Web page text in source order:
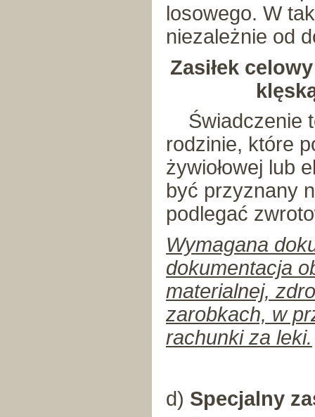
losowego. W
niezależnie od
Zasiłek
Świadczenie
rodzinie, które
żywiołowej lub
być przyznany
podlegać
Wymagana
dokumentacja
materialnej,
zarobkach, w
rachunki za leki.
d) Specjalny